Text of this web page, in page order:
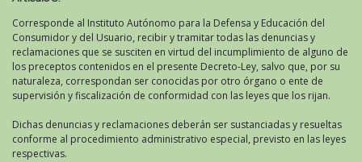
Corresponde al Instituto Autónomo para la Defensa y Educación del
Consumidor y del Usuario, recibir y tramitar todas las denuncias y
reclamaciones que se susciten en virtud del incumplimiento de alguno de
los preceptos contenidos en el presente Decreto-Ley, salvo que, por su
naturaleza, correspondan ser conocidas por otro órgano o ente de
supervisión y fiscalización de conformidad con las leyes que los rijan.
Dichas denuncias y reclamaciones deberán ser sustanciadas y resueltas
conforme al procedimiento administrativo especial, previsto en las leyes
respectivas.